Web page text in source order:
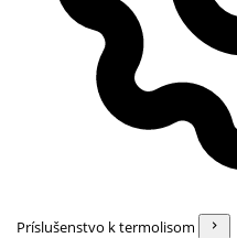
Príslušenstvo k termolisom